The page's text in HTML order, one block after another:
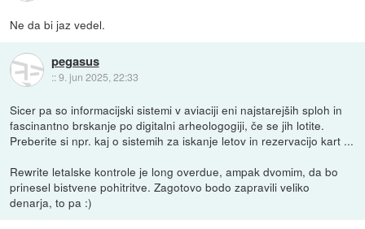
Ne da bi jaz vedel.
pegasus
::9. jun 2025, 22:33
Sicer pa so informacijski sistemi v aviaciji eni najstarejših sploh in
fascinantno brskanje po digitalni arheologogiji, če se jih lotite.
Preberite si npr. kaj o sistemih za iskanje letov in rezervacijo kart ...
Rewrite letalske kontrole je long overdue, ampak dvomim, da bo
prinesel bistvene pohitritve. Zagotovo bodo zapravili veliko
denarja, to pa :)